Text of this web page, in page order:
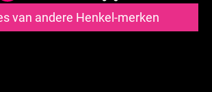
van andere Henkel-merken